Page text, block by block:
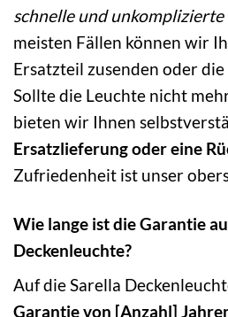
schnelle und unkomplizierte
meisten Fällen können wir
Ersatzteil zusenden oder
Sollte die Leuchte nicht
bieten wir Ihnen
Ersatzlieferung oder eine
Zufriedenheit ist unser
Wie lange ist die Garantie
Deckenleuchte?
Auf die Sarella
Garantie von [Anzahl]